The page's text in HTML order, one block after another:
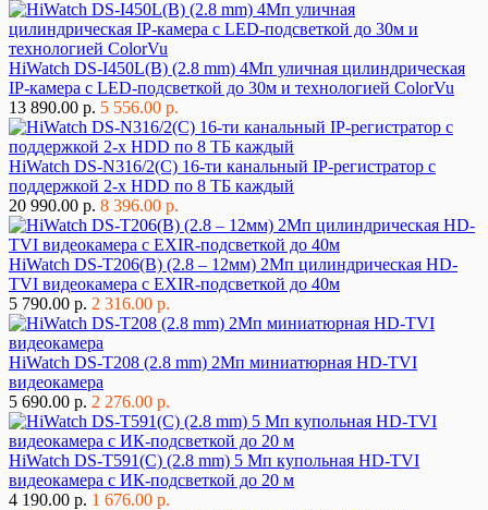
HiWatch DS-I450L(B) (2.8 mm) 4Мп уличная цилиндрическая
IP-камера с LED-подсветкой до 30м и технологией ColorVu
13 890.00 р. 5 556.00 р.
HiWatch DS-N316/2(C) 16-ти канальный IP-регистратор с
поддержкой 2-х HDD по 8 ТБ каждый
20 990.00 р. 8 396.00 р.
HiWatch DS-T206(B) (2.8 – 12мм) 2Мп цилиндрическая HD-
TVI видеокамера с EXIR-подсветкой до 40м
5 790.00 р. 2 316.00 р.
HiWatch DS-T208 (2.8 mm) 2Мп миниатюрная HD-TVI
видеокамера
5 690.00 р. 2 276.00 р.
HiWatch DS-T591(C) (2.8 mm) 5 Мп купольная HD-TVI
видеокамера с ИК-подсветкой до 20 м
4 190.00 р. 1 676.00 р.